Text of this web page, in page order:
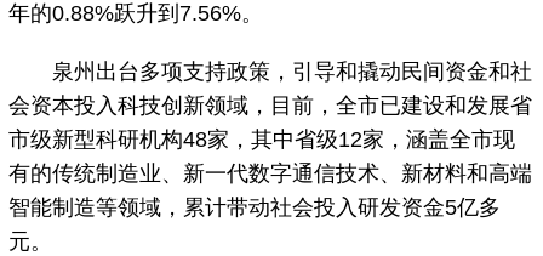
年的0.88%跃升到7.56%。
泉州出台多项支持政策，引导和撬动民间资金和社
会资本投入科技创新领域，目前，全市已建设和发展省
市级新型科研机构48家，其中省级12家，涵盖全市现
有的传统制造业、新一代数字通信技术、新材料和高端
智能制造等领域，累计带动社会投入研发资金5亿多
元。